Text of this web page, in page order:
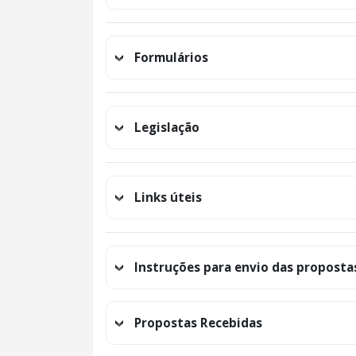
Formulários
Legislação
Links úteis
Instruções para envio das
Propostas Recebidas